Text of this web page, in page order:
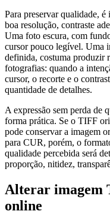
Para preservar qualidade,
boa resolução, contraste
Uma foto escura, com
cursor pouco legível. Uma
definida, costuma produzir
fotografias: quando a
cursor, o recorte e o
quantidade de detalhes.
A expressão sem perda de
forma prática. Se o TIFF
pode conservar a imagem
para CUR, porém, o
qualidade percebida será
proporção, nitidez,
Alterar imagem
online